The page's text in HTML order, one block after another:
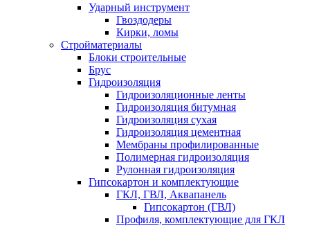
Ударный инструмент
Гвоздодеры
Кирки, ломы
Стройматериалы
Блоки строительные
Брус
Гидроизоляция
Гидроизоляционные ленты
Гидроизоляция битумная
Гидроизоляция сухая
Гидроизоляция цементная
Мембраны профилированные
Полимерная гидроизоляция
Рулонная гидроизоляция
Гипсокартон и комплектующие
ГКЛ, ГВЛ, Аквапанель
Гипсокартон (ГВЛ)
Профиля, комплектующие для ГКЛ